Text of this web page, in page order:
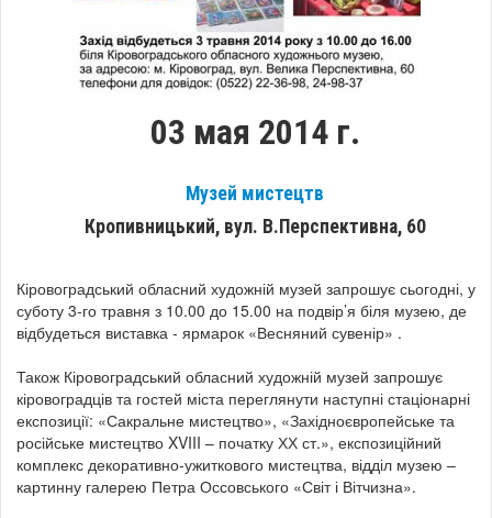
03 мая 2014 г.
Музей мистецтв
Кропивницький, вул. В.Перспективна, 60
Кіровоградський обласний художній музей запрошує сьогодні, у
суботу 3-го травня з 10.00 до 15.00 на подвір’я біля музею, де
відбудеться виставка - ярмарок «Весняний сувенір» .
Також Кіровоградський обласний художній музей запрошує
кіровоградців та гостей міста переглянути наступні стаціонарні
експозиції: «Сакральне мистецтво», «Західноєвропейське та
російське мистецтво XVIII – початку ХХ ст.», експозиційний
комплекс декоративно-ужиткового мистецтва, відділ музею –
картинну галерею Петра Оссовського «Світ і Вітчизна».